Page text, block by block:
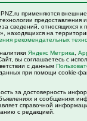
применяются
предоставления
сведений, относящихся к
находящихся на
рекомендательных
Яндекс Метрика
вы соглашаетесь с
с данным
при помощи cookie-
за достоверность
и сообщениях
справочной
с редакцией.